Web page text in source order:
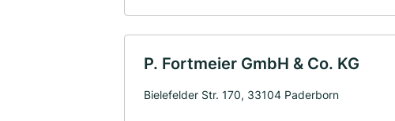
P. Fortmeier GmbH & Co. KG
Bielefelder Str. 170, 33104 Paderborn